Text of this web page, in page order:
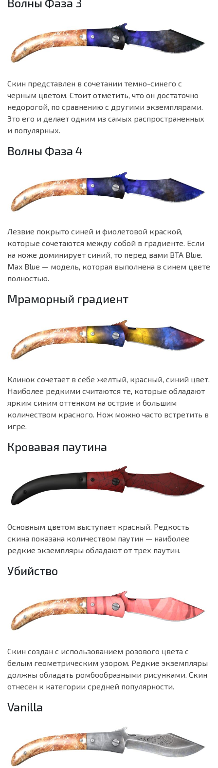
Волны Фаза 3
Скин представлен в сочетании темно-синего с
черным цветом. Стоит отметить, что он достаточно
недорогой, по сравнению с другими экземплярами.
Это его и делает одним из самых распространенных
и популярных.
Волны Фаза 4
Лезвие покрыто синей и фиолетовой краской,
которые сочетаются между собой в градиенте. Если
на ноже доминирует синий, то перед вами BTA Blue.
Max Blue — модель, которая выполнена в синем цвете
полностью.
Мраморный градиент
Клинок сочетает в себе желтый, красный, синий цвет.
Наиболее редкими считаются те, которые обладают
ярким синим оттенком на острие и большим
количеством красного. Нож можно часто встретить в
игре.
Кровавая паутина
Основным цветом выступает красный. Редкость
скина показана количеством паутин — наиболее
редкие экземпляры обладают от трех паутин.
Убийство
Скин создан с использованием розового цвета с
белым геометрическим узором. Редкие экземпляры
должны обладать ромбообразными рисунками. Скин
отнесен к категории средней популярности.
Vanilla